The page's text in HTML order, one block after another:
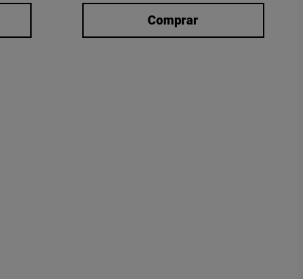
Comprar